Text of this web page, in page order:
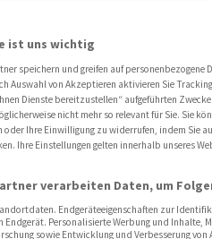
zu
ist uns wichtig
speichern und greifen auf personenbezogene
Auswahl von Akzeptieren aktivieren Sie
Dienste bereitzustellen“ aufgeführten
nicht mehr so relevant für Sie. Sie
oder Ihre Einwilligung zu widerrufen, indem Sie
Ihre Einstellungen gelten innerhalb unseres
verarbeiten Daten, um
Endgeräteeigenschaften zur
Endgerät. Personalisierte Werbung und Inhalte,
sowie Entwicklung und Verbesserung von